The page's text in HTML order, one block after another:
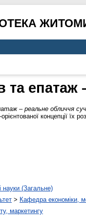
та
– реальне обличчя
орієнтованої концепції
науки (Загальне)
> Кафедра економіки,
маркетингу